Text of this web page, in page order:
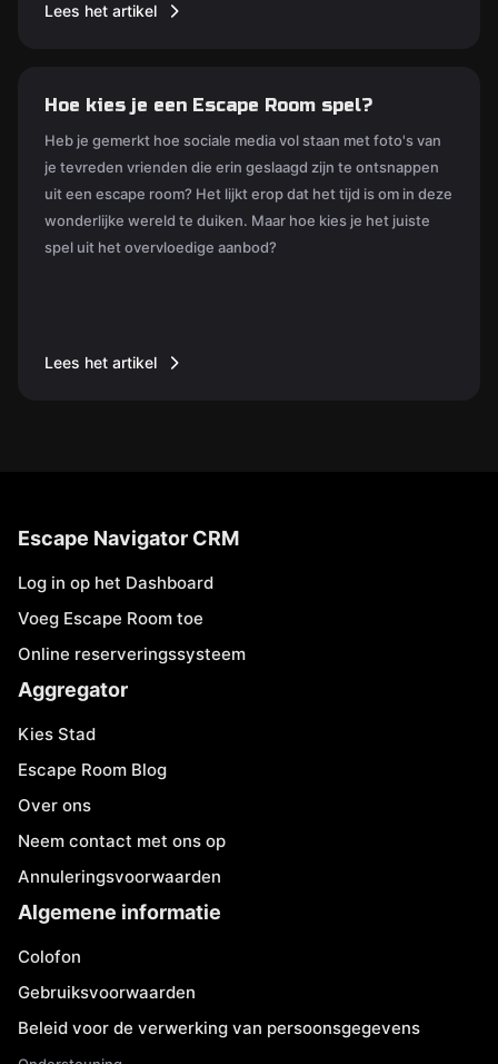
Lees het artikel
Hoe kies je een Escape Room spel?
Heb je gemerkt hoe sociale media vol staan met foto's van
je tevreden vrienden die erin geslaagd zijn te ontsnappen
uit een escape room? Het lijkt erop dat het tijd is om in deze
wonderlijke wereld te duiken. Maar hoe kies je het juiste
spel uit het overvloedige aanbod?
Lees het artikel
Escape Navigator CRM
Log in op het Dashboard
Voeg Escape Room toe
Online reserveringssysteem
Aggregator
Kies Stad
Escape Room Blog
Over ons
Neem contact met ons op
Annuleringsvoorwaarden
Algemene informatie
Colofon
Gebruiksvoorwaarden
Beleid voor de verwerking van persoonsgegevens